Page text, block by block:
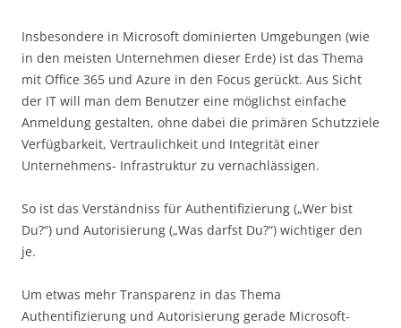
Insbesondere in Microsoft dominierten Umgebungen (wie
in den meisten Unternehmen dieser Erde) ist das Thema
mit Office 365 und Azure in den Focus gerückt. Aus Sicht
der IT will man dem Benutzer eine möglichst einfache
Anmeldung gestalten, ohne dabei die primären Schutzziele
Verfügbarkeit, Vertraulichkeit und Integrität einer
Unternehmens- Infrastruktur zu vernachlässigen.
So ist das Verständniss für Authentifizierung („Wer bist
Du?“) und Autorisierung („Was darfst Du?“) wichtiger den
je.
Um etwas mehr Transparenz in das Thema
Authentifizierung und Autorisierung gerade Microsoft-